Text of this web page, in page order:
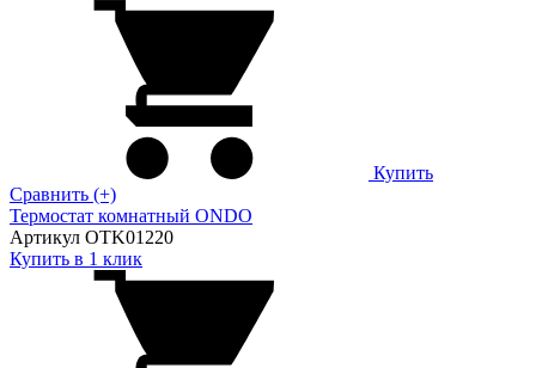
Купить
Сравнить (+)
Термостат комнатный ONDO
Артикул OTK01220
Купить в 1 клик